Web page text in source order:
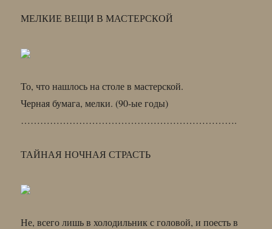
МЕЛКИЕ ВЕЩИ В МАСТЕРСКОЙ
То, что нашлось на столе в мастерской.
Черная бумага, мелки. (90-ые годы)
………………………………………………………….
ТАЙНАЯ НОЧНАЯ СТРАСТЬ
Не, всего лишь в холодильник с головой, и поесть в